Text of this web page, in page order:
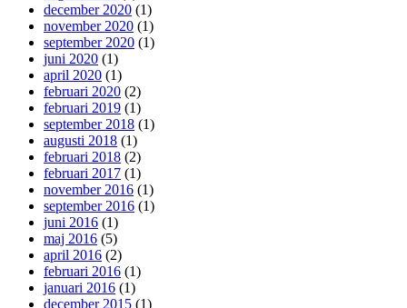
december 2020 (1)
november 2020 (1)
september 2020 (1)
juni 2020 (1)
april 2020 (1)
februari 2020 (2)
februari 2019 (1)
september 2018 (1)
augusti 2018 (1)
februari 2018 (2)
februari 2017 (1)
november 2016 (1)
september 2016 (1)
juni 2016 (1)
maj 2016 (5)
april 2016 (2)
februari 2016 (1)
januari 2016 (1)
december 2015 (1)